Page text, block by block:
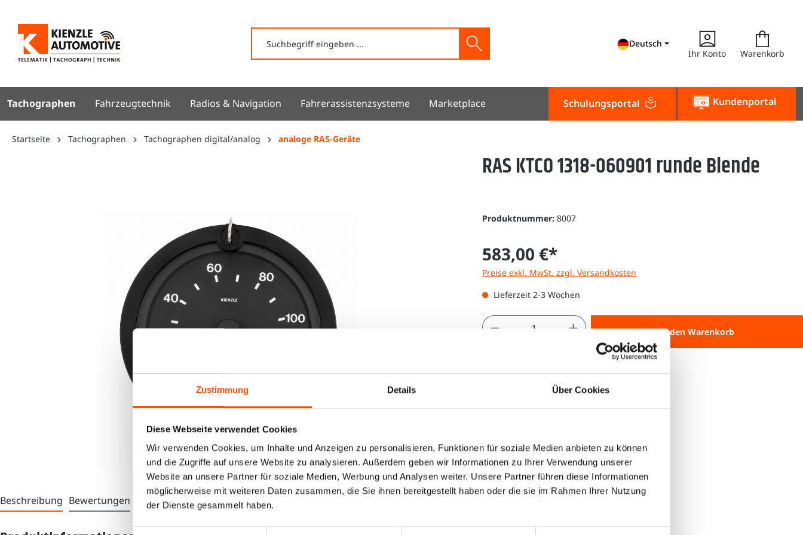
Zustimmung Details Über Cookies
Diese Webseite verwendet Cookies
Wir verwenden Cookies, um Inhalte und Anzeigen zu personalisieren, Funktionen für soziale Medien anbieten zu können
und die Zugriffe auf unsere Website zu analysieren. Außerdem geben wir Informationen zu Ihrer Verwendung unserer
Website an unsere Partner für soziale Medien, Werbung und Analysen weiter. Unsere Partner führen diese Informationen
möglicherweise mit weiteren Daten zusammen, die Sie ihnen bereitgestellt haben oder die sie im Rahmen Ihrer Nutzung
der Dienste gesammelt haben.
Einwilligungsauswahl
Deutsch
Ihr Konto
Warenkorb
Tachographen Fahrzeugtechnik Radios & Navigation Fahrerassistenzsysteme Marketplace Kundenportal
Schulungsportal
Startseite Tachographen Tachographen digital/analog analoge RAS-Geräte
RAS KTCO 1318-060901 runde Blende
Produktnummer:8007
583,00 €*
Preise exkl. MwSt. zzgl. Versandkosten
Lieferzeit 2-3 Wochen
Produkt Anzahl: Gib den gewünschten Wert
In den Warenkorb
Beschreibung Bewertungen